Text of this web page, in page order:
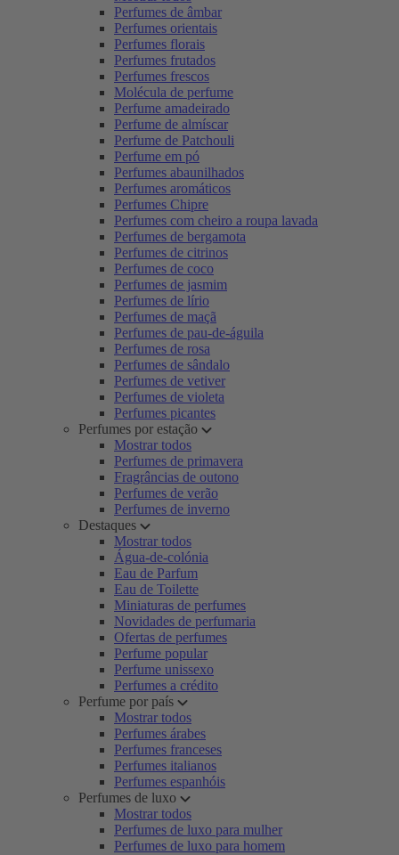
Perfumes de âmbar
Perfumes orientais
Perfumes florais
Perfumes frutados
Perfumes frescos
Molécula de perfume
Perfume amadeirado
Perfume de almíscar
Perfume de Patchouli
Perfume em pó
Perfumes abaunilhados
Perfumes aromáticos
Perfumes Chipre
Perfumes com cheiro a roupa lavada
Perfumes de bergamota
Perfumes de citrinos
Perfumes de coco
Perfumes de jasmim
Perfumes de lírio
Perfumes de maçã
Perfumes de pau-de-águila
Perfumes de rosa
Perfumes de sândalo
Perfumes de vetiver
Perfumes de violeta
Perfumes picantes
Perfumes por estação
Mostrar todos
Perfumes de primavera
Fragrâncias de outono
Perfumes de verão
Perfumes de inverno
Destaques
Mostrar todos
Água-de-colónia
Eau de Parfum
Eau de Toilette
Miniaturas de perfumes
Novidades de perfumaria
Ofertas de perfumes
Perfume popular
Perfume unissexo
Perfumes a crédito
Perfume por país
Mostrar todos
Perfumes árabes
Perfumes franceses
Perfumes italianos
Perfumes espanhóis
Perfumes de luxo
Mostrar todos
Perfumes de luxo para mulher
Perfumes de luxo para homem